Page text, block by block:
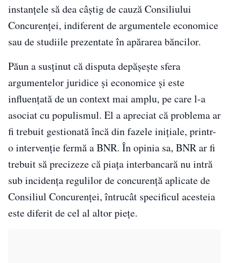
instanţele să dea câştig de cauză Consiliului
Concurenţei, indiferent de argumentele economice
sau de studiile prezentate în apărarea băncilor.
Păun a susţinut că disputa depăşeşte sfera
argumentelor juridice şi economice şi este
influenţată de un context mai amplu, pe care l-a
asociat cu populismul. El a apreciat că problema ar
fi trebuit gestionată încă din fazele iniţiale, printr-
o intervenţie fermă a BNR. În opinia sa, BNR ar fi
trebuit să precizeze că piaţa interbancară nu intră
sub incidenţa regulilor de concurenţă aplicate de
Consiliul Concurenţei, întrucât specificul acesteia
este diferit de cel al altor pieţe.